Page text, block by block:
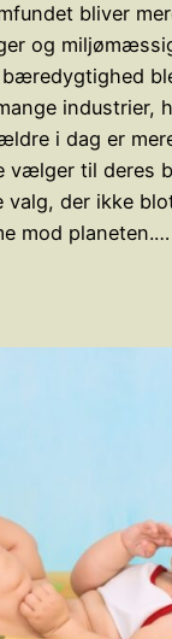
bliver
og
industrier,
i dag er
vælger til deres
der ikke
mod planeten.…